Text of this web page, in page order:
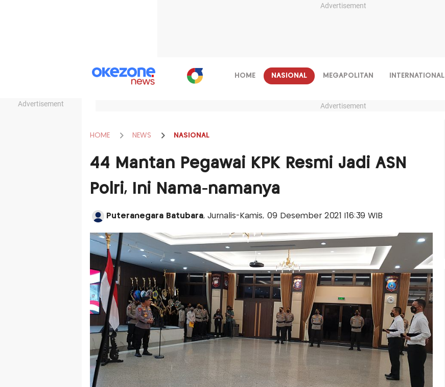
Advertisement
Advertisement
HOME NASIONAL MEGAPOLITAN INTERNATIONAL
Advertisement
HOME NEWS NASIONAL
44 Mantan Pegawai KPK Resmi Jadi ASN
Polri, Ini Nama-namanya
Puteranegara Batubara, Jurnalis-Kamis, 09 Desember 2021 |16:39 WIB